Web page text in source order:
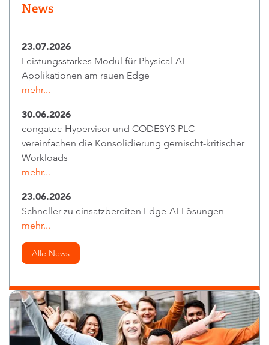
News
23.07.2026
Leistungsstarkes Modul für Physical-AI-
Applikationen am rauen Edge
mehr...
30.06.2026
congatec-Hypervisor und CODESYS PLC
vereinfachen die Konsolidierung gemischt-kritischer
Workloads
mehr...
23.06.2026
Schneller zu einsatzbereiten Edge-AI-Lösungen
mehr...
Alle News